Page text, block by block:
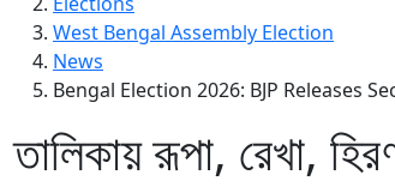
West Bengal Assembly Election
News
Bengal Election 2026: BJP Releases
তালিকায় রূপা, রেখা,